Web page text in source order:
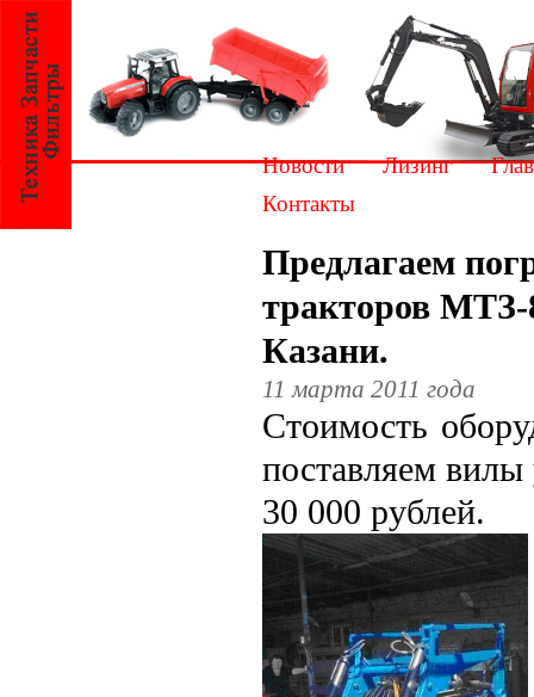
Новости Лизинг
Контакты
Предлагаем
тракторов МТЗ-
Казани.
11 марта 2011 года
Стоимость
поставляем
30 000 рублей.